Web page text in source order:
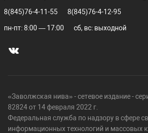
8(845)76-4-11-55 8(845)76-4-12-95
пн-пт: 8:00 — 17:00 сб, вс: выходной
«Заволжская нива» - сетевое издание -
82824 от 14 февраля 2022 г.
Федеральная служба по надзору в сфере
информационных технологий и массовых